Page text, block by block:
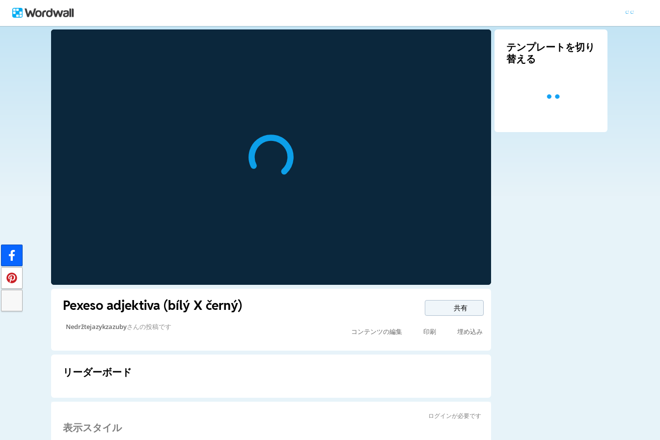
Pexeso adjektiva (bílý X černý) 共有
Nedržtejazykzazubyさんの投稿です
コンテンツの編集 印刷 埋め込み
リーダーボード
ログインが必要です
表示スタイル
テンプレートを切り
替える